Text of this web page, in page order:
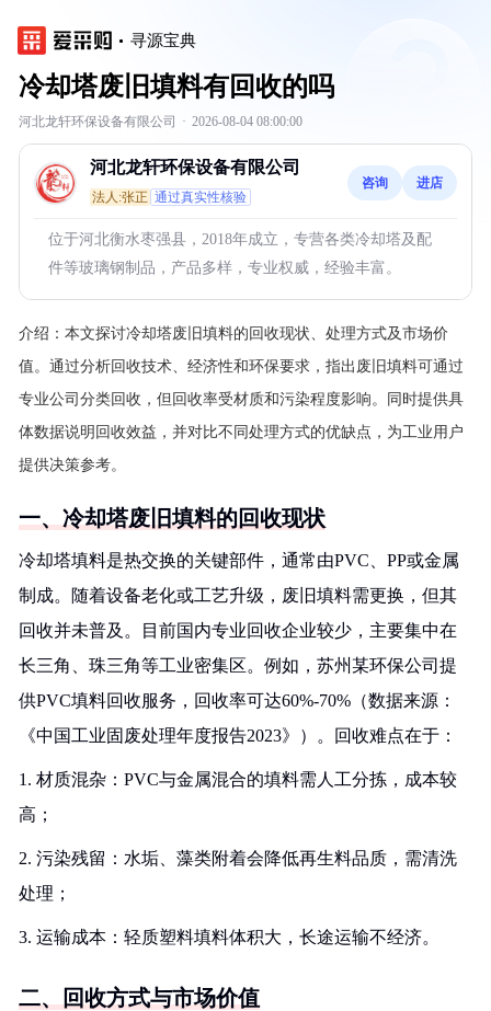
寻源宝典
冷却塔废旧填料有回收的吗
河北龙轩环保设备有限公司 · 2026-08-04 08:00:00
河北龙轩环保设备有限公司
法人:张正 通过真实性核验
咨询 进店
位于河北衡水枣强县，2018年成立，专营各类冷却塔及配
件等玻璃钢制品，产品多样，专业权威，经验丰富。
介绍： 本文探讨冷却塔废旧填料的回收现状、处理方式及市场价
值。通过分析回收技术、经济性和环保要求，指出废旧填料可通过
专业公司分类回收，但回收率受材质和污染程度影响。同时提供具
体数据说明回收效益，并对比不同处理方式的优缺点，为工业用户
提供决策参考。
一、冷却塔废旧填料的回收现状
冷却塔填料是热交换的关键部件，通常由PVC、PP或金属
制成。随着设备老化或工艺升级，废旧填料需更换，但其
回收并未普及。目前国内专业回收企业较少，主要集中在
长三角、珠三角等工业密集区。例如，苏州某环保公司提
供PVC填料回收服务，回收率可达60%-70%（数据来源：
《中国工业固废处理年度报告2023》）。回收难点在于：
1. 材质混杂：PVC与金属混合的填料需人工分拣，成本较
高；
2. 污染残留：水垢、藻类附着会降低再生料品质，需清洗
处理；
3. 运输成本：轻质塑料填料体积大，长途运输不经济。
二、回收方式与市场价值